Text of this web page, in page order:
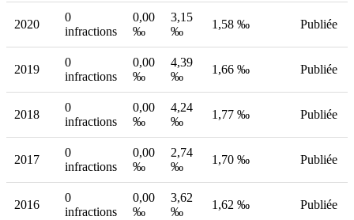
2020
0
infractions
0,00
‰
3,15
‰
1,58 ‰ Publiée
2019
0
infractions
0,00
‰
4,39
‰
1,66 ‰ Publiée
2018
0
infractions
0,00
‰
4,24
‰
1,77 ‰ Publiée
2017
0
infractions
0,00
‰
2,74
‰
1,70 ‰ Publiée
2016
0
infractions
0,00
‰
3,62
‰
1,62 ‰ Publiée